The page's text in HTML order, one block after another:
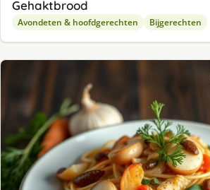
Gehaktbrood
Avondeten & hoofdgerechten Bijgerechten